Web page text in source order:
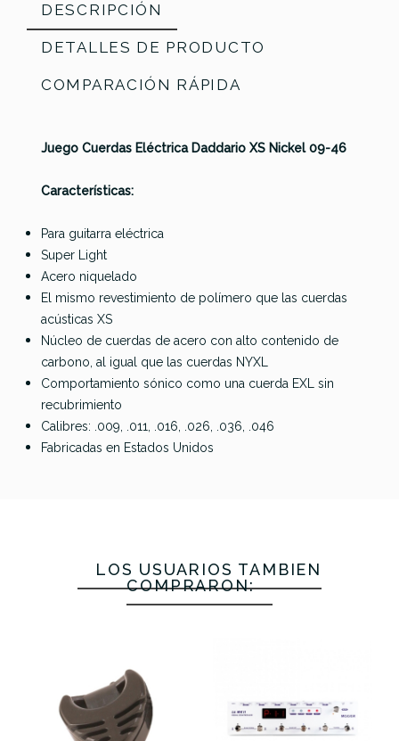
DESCRIPCIÓN
DETALLES DE PRODUCTO
COMPARACIÓN RÁPIDA
Juego Cuerdas Eléctrica Daddario XS Nickel 09-46
Características:
Para guitarra eléctrica
Super Light
Acero niquelado
El mismo revestimiento de polímero que las cuerdas
acústicas XS
Núcleo de cuerdas de acero con alto contenido de
carbono, al igual que las cuerdas NYXL
Comportamiento sónico como una cuerda EXL sin
recubrimiento
Calibres: .009, .011, .016, .026, .036, .046
Fabricadas en Estados Unidos
ReferenciaJUEGELEDAD064
Elixir
Optiweb
Gibson
(11-50) Ultra
Light
Gibson
(12-52) Light
VSE1150
Shield
Light (11-
26,75 € 25,00 € 25,00 €
LOS USUARIOS TAMBIÉN
COMPRARON: